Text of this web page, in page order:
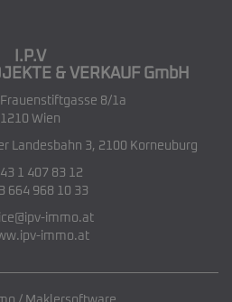
I.P.V
& VERKAUF GmbH
8/1a
1210 Wien
Landesbahn 3, 2100 Korneuburg
1 407 83 12
664 968 10 33
immo.at
immo.at